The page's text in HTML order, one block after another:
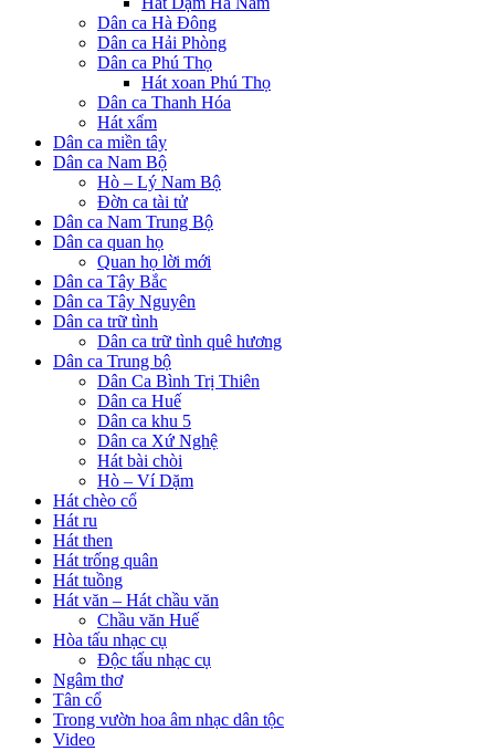
Dân ca Hà Đông
Dân ca Hải Phòng
Dân ca Phú Thọ
Hát xoan Phú Thọ
Dân ca Thanh Hóa
Hát xẩm
Dân ca miền tây
Dân ca Nam Bộ
Hò – Lý Nam Bộ
Đờn ca tài tử
Dân ca Nam Trung Bộ
Dân ca quan họ
Quan họ lời mới
Dân ca Tây Bắc
Dân ca Tây Nguyên
Dân ca trữ tình
Dân ca trữ tình quê hương
Dân ca Trung bộ
Dân Ca Bình Trị Thiên
Dân ca Huế
Dân ca khu 5
Dân ca Xứ Nghệ
Hát bài chòi
Hò – Ví Dặm
Hát chèo cổ
Hát ru
Hát then
Hát trống quân
Hát tuồng
Hát văn – Hát chầu văn
Chầu văn Huế
Hòa tấu nhạc cụ
Độc tấu nhạc cụ
Ngâm thơ
Tân cổ
Trong vườn hoa âm nhạc dân tộc
Video